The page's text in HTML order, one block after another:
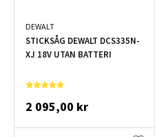
DEWALT
STICKSÅG DEWALT DCS335N-
XJ 18V UTAN BATTERI
2 095,00 kr